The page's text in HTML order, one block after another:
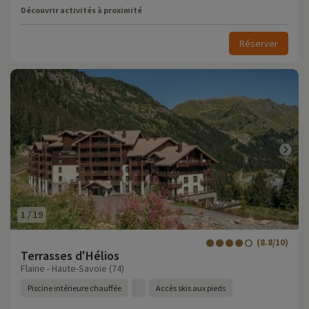
Découvrir activités à proximité
Réserver
1 / 19
Terrasses d'Hélios
(8.8/10)
Flaine - Haute-Savoie (74)
Piscine intérieure chauffée Accès skis aux pieds